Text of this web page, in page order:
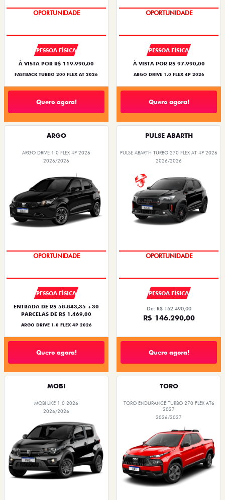
OPORTUNIDADE
PESSOA FÍSICA
À VISTA POR R$ 119.990,00
FASTBACK TURBO 200 FLEX AT 2026
Quero agora!
PESSOA FÍSICA
À VISTA POR R$ 97.990,00
ARGO DRIVE 1.0 FLEX 4P 2026
Quero agora!
ARGO
ARGO DRIVE 1.0 FLEX 4P 2026
2026/2026
OPORTUNIDADE
PESSOA FÍSICA
ENTRADA DE R$ 58.843,35 +30
PARCELAS DE R$ 1.469,00
ARGO DRIVE 1.0 FLEX 4P 2026
Quero agora!
PULSE ABARTH
PULSE ABARTH TURBO 270 FLEX AT 4P 2026
2026/2026
OPORTUNIDADE
PESSOA FÍSICA
De: R$ 162.490,00
R$ 146.290,00
Quero agora!
MOBI
MOBI LIKE 1.0 2026
2026/2026
TORO
TORO ENDURANCE TURBO 270 FLEX AT6
2027
2026/2027